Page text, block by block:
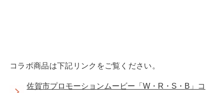
コラボ商品は下記リンクをご覧ください。
佐賀市プロモーションムービー「W・R・S・B」コ